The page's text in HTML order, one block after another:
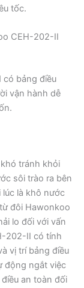
tốc.
CEH-202-II
có bảng điều
vận hành dễ
tránh khỏi
sôi trào ra bên
là khô nước
đôi Hawonkoo
lo đối với vấn
202-II có tính
vị trí bảng điều
động ngắt việc
an toàn đối